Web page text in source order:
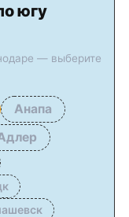
югу
— выберите
Анапа